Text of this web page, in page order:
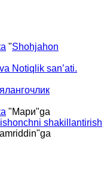
"Shohjahon
Notiqlik san’ati.
"Мари"ga
shakillantirish
amriddin"ga